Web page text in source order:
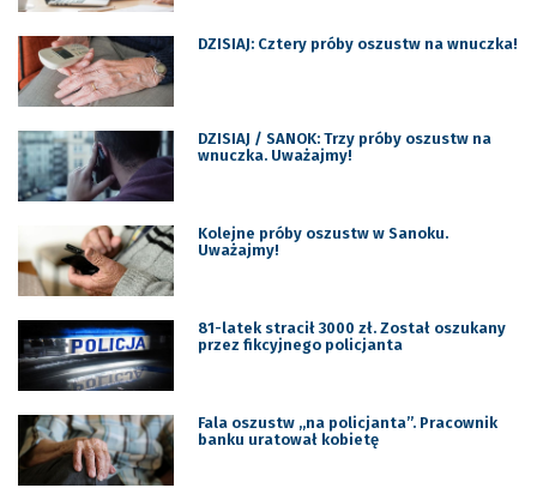
DZISIAJ: Cztery próby oszustw na wnuczka!
DZISIAJ / SANOK: Trzy próby oszustw na
wnuczka. Uważajmy!
Kolejne próby oszustw w Sanoku.
Uważajmy!
81-latek stracił 3000 zł. Został oszukany
przez fikcyjnego policjanta
Fala oszustw „na policjanta”. Pracownik
banku uratował kobietę